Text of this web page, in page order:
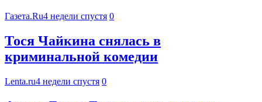
Газета.Ru4 недели спустя 0
Тося Чайкина снялась в
криминальной комедии
Lenta.ru4 недели спустя 0